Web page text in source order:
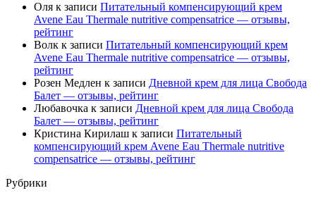
Оля к записи Питательный компенсирующий крем
Avene Eau Thermale nutritive compensatrice — отзывы,
рейтинг
Волк к записи Питательный компенсирующий крем
Avene Eau Thermale nutritive compensatrice — отзывы,
рейтинг
Розен Медлен к записи Дневной крем для лица Свобода
Балет — отзывы, рейтинг
Любавочка к записи Дневной крем для лица Свобода
Балет — отзывы, рейтинг
Кристина Кирилаш к записи Питательный
компенсирующий крем Avene Eau Thermale nutritive
compensatrice — отзывы, рейтинг
Рубрики